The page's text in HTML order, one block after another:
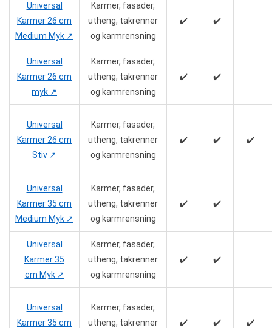
Universal
Karmer 26 cm
Medium Myk ↗️
Karmer, fasader,
utheng, takrenner
og karmrensning
✔️ ✔️
Universal
Karmer 26 cm
myk ↗️
Karmer, fasader,
utheng, takrenner
og karmrensning
✔️ ✔️
Universal
Karmer 26 cm
Stiv ↗️
Karmer, fasader,
utheng, takrenner
og karmrensning
✔️ ✔️ ✔️
Universal
Karmer 35 cm
Medium Myk ↗️
Karmer, fasader,
utheng, takrenner
og karmrensning
✔️ ✔️
Universal
Karmer 35
cm Myk↗️
Karmer, fasader,
utheng, takrenner
og karmrensning
✔️ ✔️
Universal
Karmer 35 cm
Karmer, fasader,
utheng, takrenner
✔️ ✔️ ✔️